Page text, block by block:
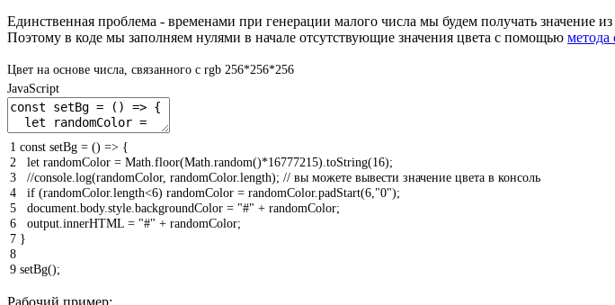
Единственная проблема - временами при генерации малого числа мы будем получать значение
Поэтому в коде мы заполняем нулями в начале отсутствующие значения цвета с помощью метода
Цвет на основе числа, связанного с rgb 256*256*256
JavaScript
1
2
3
4
5
6
7
8
9
const setBg = () => {
let randomColor = Math.floor(Math.random()*16777215).toString(16);
//console.log(randomColor, randomColor.length); // вы можете вывести значение цвета в консоль
if (randomColor.length<6) randomColor = randomColor.padStart(6,"0");
document.body.style.backgroundColor = "#" + randomColor;
output.innerHTML = "#" + randomColor;
}
setBg();
Рабочий пример: